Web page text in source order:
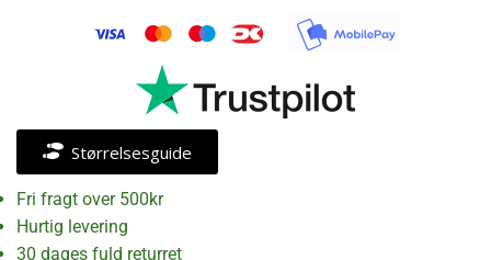
Størrelsesguide
Fri fragt over 500kr
Hurtig levering
30 dages fuld returret